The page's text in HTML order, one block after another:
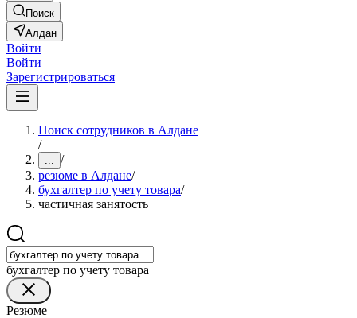
Поиск
Алдан
Войти
Войти
Зарегистрироваться
Поиск сотрудников в Алдане
/
... /
резюме в Алдане/
бухгалтер по учету товара/
частичная занятость
бухгалтер по учету товара
Резюме